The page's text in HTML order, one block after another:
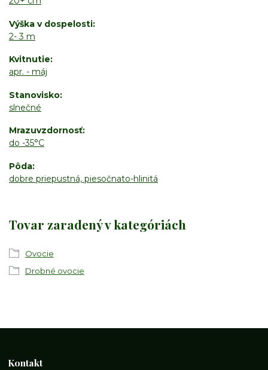
Výška v dospelosti
2- 3 m
Kvitnutie
apr. - máj
Stanovisko
slnečné
Mrazuvzdornosť
do -35°C
Pôda
dobre priepustná, piesočnato-hlinitá
Tovar zaradený v kategóriách
Ovocie
Drobné ovocie
Kontakt